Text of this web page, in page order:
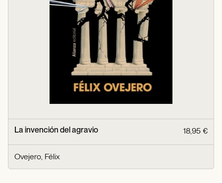
La invención del agravio 18,95 €
Ovejero, Félix